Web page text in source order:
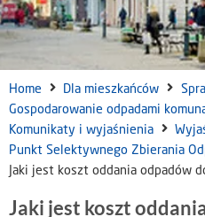
Home Dla mieszkańców
Gospodarowanie odpadami
Komunikaty i wyjaśnienia
Punkt Selektywnego Zbierania
Jaki jest koszt oddania odpadów
Jaki jest koszt